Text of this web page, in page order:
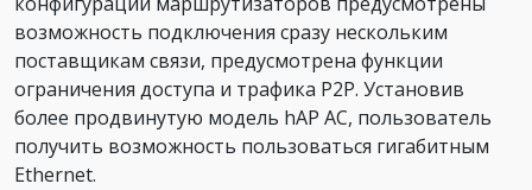
возможность подключения сразу нескольким
поставщикам связи, предусмотрена функции
ограничения доступа и трафика Р2Р. Установив
более продвинутую модель hAP AC, пользователь
получить возможность пользоваться гигабитным
Ethernet.